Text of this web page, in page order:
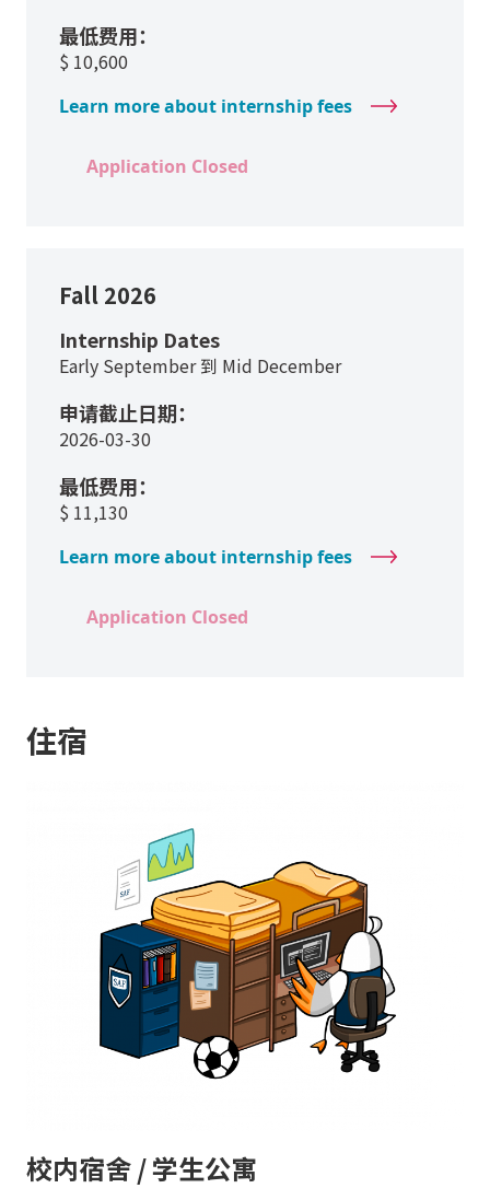
最低费用：
$ 10,600
Learn more about internship fees
Application Closed
Fall 2026
Internship Dates
Early September 到 Mid December
申请截止日期：
2026-03-30
最低费用：
$ 11,130
Learn more about internship fees
Application Closed
住宿
校内宿舍 / 学生公寓